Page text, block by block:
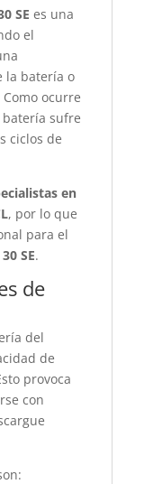
SE es una
el
la batería o
ocurre
sufre
ciclos de
en
, por lo que
para el
SE.
de
del
de
provoca
con